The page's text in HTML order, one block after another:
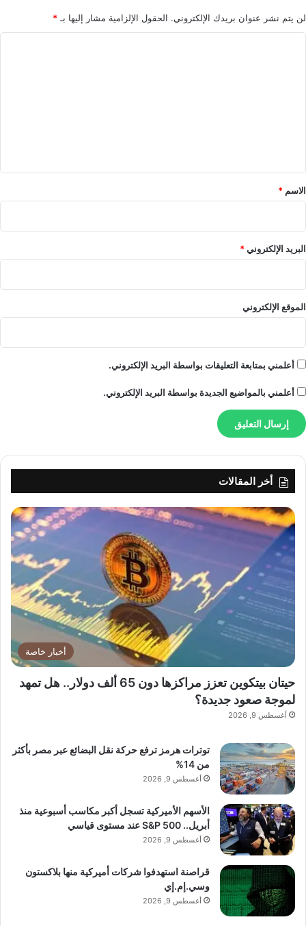
ة
إ
ت
خ
ا
ر
ي
لن يتم نشر عنوان بريدك الإلكتروني. الحقول الإلزامية مشار إليها بـ *
*
الاسم *
البريد الإلكتروني*
الموقع الإلكتروني
أعلمني بمتابعة التعليقات بواسطة البريد الإلكتروني.
أعلمني بالمواضيع الجديدة بواسطة البريد الإلكتروني.
أخر المقالات
أخبار خاصة
حيتان بيتكوين تعزز مراكزها دون 65 ألف دولار.. هل تمهد
لموجة صعود جديدة؟
أغسطس 9, 2026
توترات هرمز ترفع حركة نقل البضائع عبر مصر بأكثر
من 14%
أغسطس 9, 2026
الأسهم الأميركية تسجل أكبر مكاسب أسبوعية منذ
أبريل.. S&P 500 عند مستوى قياسي
أغسطس 9, 2026
قراصنة استهدفوا شركات أميركية منها بلاكستون
وسي.إم.إي
أغسطس 9, 2026